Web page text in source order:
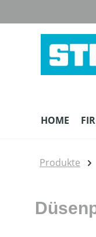
HOME
Produkte